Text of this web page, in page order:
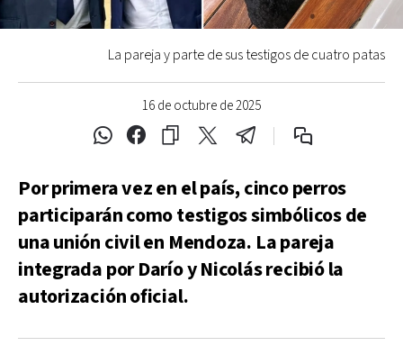
16 de octubre de 2025
La pareja y parte de sus testigos de cuatro patas
Por primera vez en el país, cinco perros
participarán como testigos simbólicos de
una unión civil en Mendoza. La pareja
integrada por Darío y Nicolás recibió la
autorización oficial.